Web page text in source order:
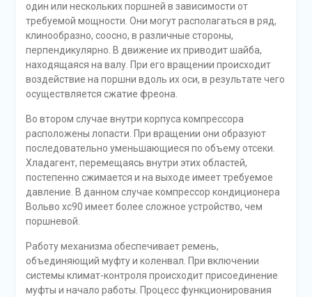
один или нескольких поршней в зависимости от
требуемой мощности. Они могут располагаться в ряд,
клинообразно, соосно, в различные стороны,
перпендикулярно. В движение их приводит шайба,
находящаяся на валу. При его вращении происходит
воздействие на поршни вдоль их оси, в результате чего
осуществляется сжатие фреона.
Во втором случае внутри корпуса компрессора
расположены лопасти. При вращении они образуют
последовательно уменьшающиеся по объему отсеки.
Хладагент, перемещаясь внутри этих областей,
постепенно сжимается и на выходе имеет требуемое
давление. В данном случае компрессор кондиционера
Вольво хс90 имеет более сложное устройство, чем
поршневой.
Работу механизма обеспечивает ремень,
объединяющий муфту и коленвал. При включении
системы климат-контроля происходит присоединение
муфты и начало работы. Процесс функционирования